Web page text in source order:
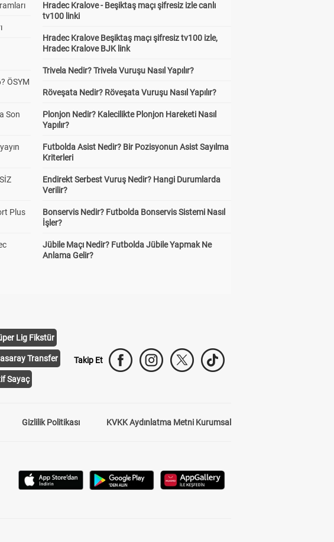
ÖSYM
Son
Plus
Hradec Kralove - Beşiktaş maçı şifresiz izle canlı
tv100 linki
Hradec Kralove Beşiktaş maçı şifresiz tv100 izle,
Hradec Kralove BJK link
Trivela Nedir? Trivela Vuruşu Nasıl Yapılır?
Röveşata Nedir? Röveşata Vuruşu Nasıl Yapılır?
Plonjon Nedir? Kalecilikte Plonjon Hareketi Nasıl
Yapılır?
Futbolda Asist Nedir? Bir Pozisyonun Asist Sayılma
Kriterleri
Endirekt Serbest Vuruş Nedir? Hangi Durumlarda
Verilir?
Bonservis Nedir? Futbolda Bonservis Sistemi Nasıl
İşler?
Jübile Maçı Nedir? Futbolda Jübile Yapmak Ne
Anlama Gelir?
Lig Fikstür
Transfer
Sayaç
Takip Et
Gizlilik Politikası KVKK Aydınlatma Metni Kurumsal